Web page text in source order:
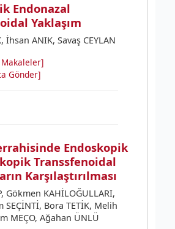
Endonazal
Yaklaşım
İhsan ANIK, Savaş CEYLAN
Gönder]
Endoskopik
Transsfenoidal
Karşılaştırılması
Gökmen KAHİLOĞULLARI,
SEÇİNTİ, Bora TETİK, Melih
MEÇO, Ağahan ÜNLÜ